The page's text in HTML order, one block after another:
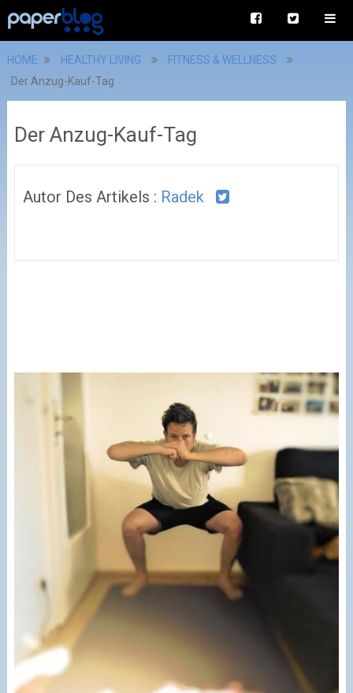
HOME HEALTHY LIVING
FITNESS & WELLNESS
Der Anzug-Kauf-Tag
Der Anzug-Kauf-Tag
Autor Des Artikels : Radek